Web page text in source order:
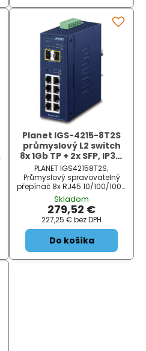
Planet IGS-4215-8T2S
průmyslový L2 switch
8x 1Gb TP + 2x SFP, IP30,
-40 až 75°C, SNMP, 12-
48VDC/24VAC
PLANET IGS42158T2S;
Průmyslový spravovatelný
přepínač 8x RJ45 10/100/1000
BaseT, 2x SFP 100/1000
BaseSX/LX/BX (diagnostika
DDM). Podpora IPv4/IPv6,
Web/SNMP/Telnet , UNINMS +
S...
Skladom
279,52 €
227,25 € bez DPH
Do košíka